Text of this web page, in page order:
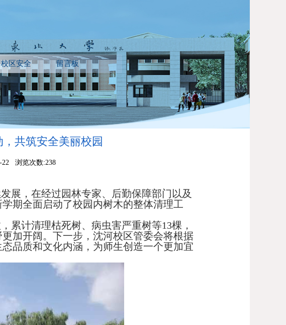
校区安全 留言板
共筑安全美丽校园
22 浏览次数:238
展，在经过园林专家、后勤保障部门以及
期全面启动了校园内树木的整体清理工
累计清理枯死树、病虫害严重树等13棵，
加开阔。下一步，沈河校区管委会将根据
品质和文化内涵，为师生创造一个更加宜